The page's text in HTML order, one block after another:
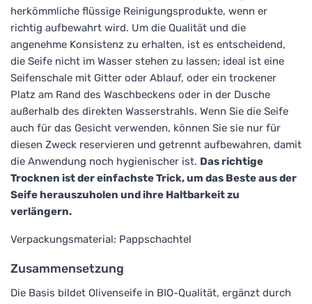
herkömmliche flüssige Reinigungsprodukte, wenn er
richtig aufbewahrt wird. Um die Qualität und die
angenehme Konsistenz zu erhalten, ist es entscheidend,
die Seife nicht im Wasser stehen zu lassen; ideal ist eine
Seifenschale mit Gitter oder Ablauf, oder ein trockener
Platz am Rand des Waschbeckens oder in der Dusche
außerhalb des direkten Wasserstrahls. Wenn Sie die Seife
auch für das Gesicht verwenden, können Sie sie nur für
diesen Zweck reservieren und getrennt aufbewahren, damit
die Anwendung noch hygienischer ist. Das richtige
Trocknen ist der einfachste Trick, um das Beste aus der
Seife herauszuholen und ihre Haltbarkeit zu
verlängern.
Verpackungsmaterial: Pappschachtel
Zusammensetzung
Die Basis bildet Olivenseife in BIO-Qualität, ergänzt durch